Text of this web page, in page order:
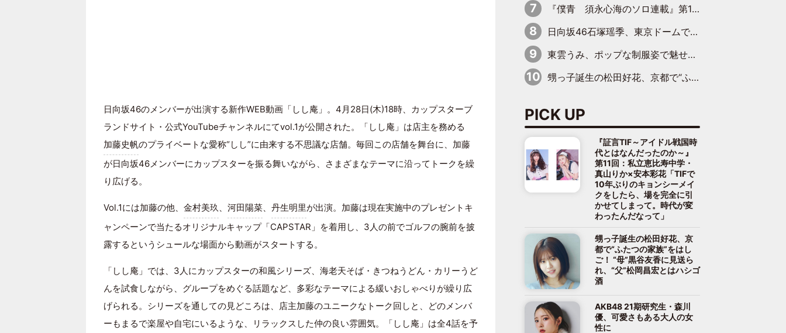
日向坂46のメンバーが出演する新作WEB動画「しし庵」。4月28日(木)18時、カップスターブ
ランドサイト・公式YouTubeチャンネルにてvol.1が公開された。「しし庵」は店主を務める
加藤史帆のプライベートな愛称“しし”に由来する不思議な店舗。毎回この店舗を舞台に、加藤
が日向坂46メンバーにカップスターを振る舞いながら、さまざまなテーマに沿ってトークを繰
り広げる。
Vol.1には加藤の他、 金村美玖、 河田陽菜、 丹生明里が出演。加藤は現在実施中のプレゼントキ
ャンペーンで当たるオリジナルキャップ「CAPSTAR」を着用し、3人の前でゴルフの腕前を披
露するというシュールな場面から動画がスタートする。
「しし庵」では、3人にカップスターの和風シリーズ、海老天そば・きつねうどん・カリーうど
んを試食しながら、グループをめぐる話題など、多彩なテーマによる緩いおしゃべりが繰り広
げられる。シリーズを通しての見どころは、店主加藤のユニークなトーク回しと、どのメンバ
ーもまるで楽屋や自宅にいるような、リラックスした仲の良い雰囲気。「しし庵」は全4話を予
『僕青 須永心海のソロ連載』第18回：「バーゲンセールハンターみうな inしまむら」編
日向坂46石塚瑶季、東京ドームで“観戦バレ”！ ナイツ・塙も認めた「巨人に詳しすぎるアイドル」は元VENUSスクール生で杉内コーチ推し⁉
東雲うみ、ポップな制服姿で魅せる“東雲グリーン”の正体
甥っ子誕生の松田好花、京都で“ふたつの家族”をはしご！ “母”黒谷友香に見送られ、“父”松岡昌宏とはハシゴ酒
PICK UP
『証言TIF～アイドル戦国時
代とはなんだったのか～』
第11回：私立恵比寿中学・
真山りか×安本彩花「TIFで
10年ぶりのキョンシーメイ
クをしたら、場を完全に引
かせてしまって。時代が変
わったんだなって」
甥っ子誕生の松田好花、京
都で“ふたつの家族”をはし
ご！ “母”黒谷友香に見送ら
れ、“父”松岡昌宏とはハシゴ
酒
AKB48 21期研究生・森川
優、可愛さもある大人の女
性に